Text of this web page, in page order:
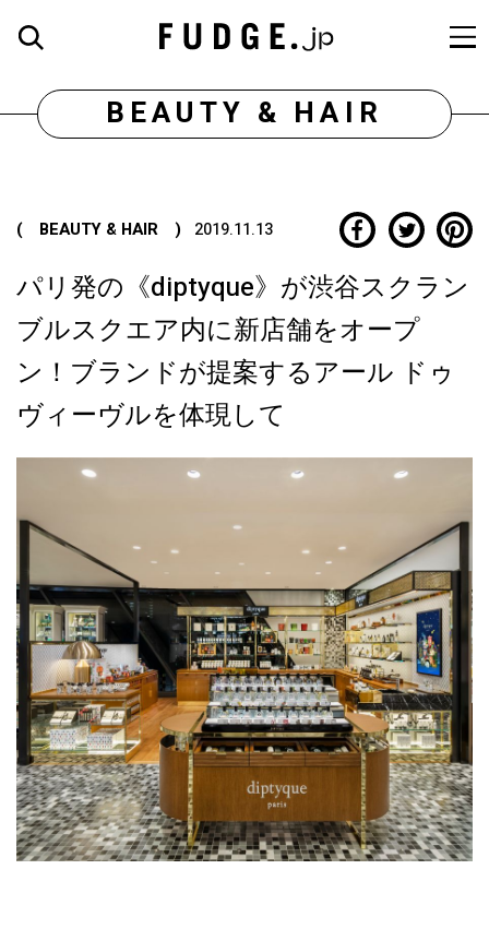
BEAUTY & HAIR
( BEAUTY & HAIR ) 2019.11.13
パリ発の《diptyque》が渋谷スクラン
ブルスクエア内に新店舗をオープ
ン！ブランドが提案するアール ドゥ
ヴィーヴルを体現して